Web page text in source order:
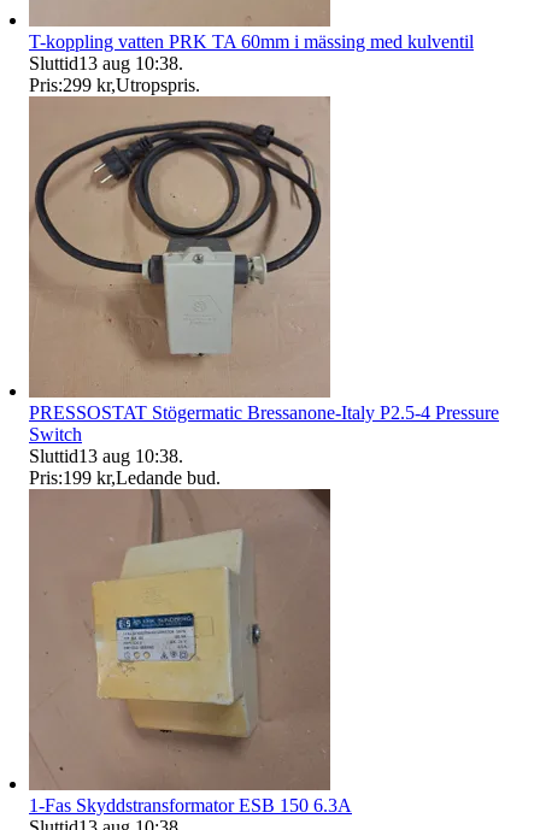
T-koppling vatten PRK TA 60mm i mässing med kulventil
Sluttid13 aug 10:38.
Pris:299 kr,Utropspris.
PRESSOSTAT Stögermatic Bressanone-Italy P2.5-4 Pressure
Switch
Sluttid13 aug 10:38.
Pris:199 kr,Ledande bud.
1-Fas Skyddstransformator ESB 150 6.3A